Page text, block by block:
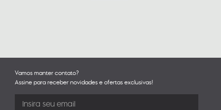
Vamos manter contato?
Assine para receber novidades e ofertas exclusivas!